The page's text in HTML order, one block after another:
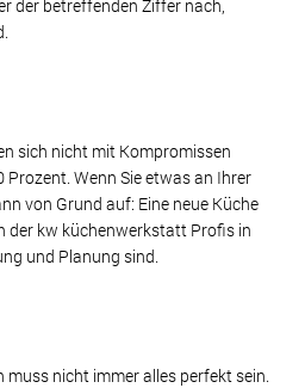
der betreffenden Ziffer nach,
sich nicht mit Kompromissen
Wenn Sie etwas an Ihrer
von Grund auf: Eine neue Küche
der kw küchenwerkstatt Profis in
und Planung sind.
muss nicht immer alles perfekt sein.